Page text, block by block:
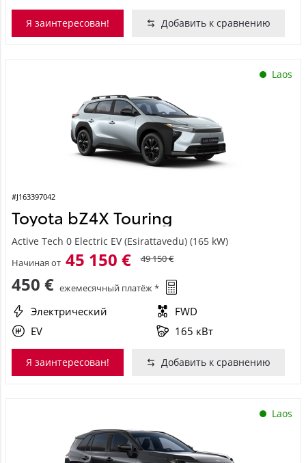
Я заинтересован! Добавить к сравнению
Laos
#J163397042
Toyota bZ4X Touring
Active Tech 0 Electric EV (Esirattavedu) (165 kW)
Начиная от 45 150 € 49 150 €
450 € ежемесячный платёж *
Электрический
FWD
EV
165 кВт
Я заинтересован! Добавить к сравнению
Laos